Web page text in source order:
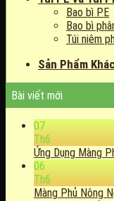
Bao bì PE
Bao bì
Túi niêm
Sản Phẩm Khác
Bài viết mới
07
Th6
Ứng Dụng Màng
06
Th6
Màng Phủ Nông